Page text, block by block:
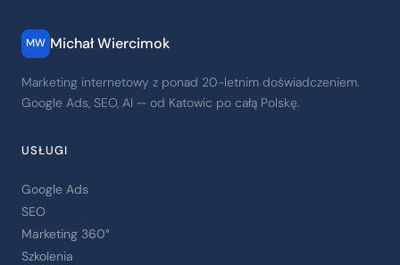
MW Michał Wiercimok
Marketing internetowy z ponad 20-letnim doświadczeniem.
Google Ads, SEO, AI — od Katowic po całą Polskę.
USŁUGI
Google Ads
SEO
Marketing 360°
Szkolenia